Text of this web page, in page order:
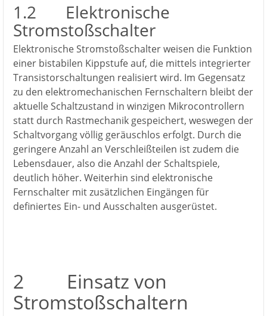
1.2 Elektronische
Stromstoßschalter
Elektronische Stromstoßschalter weisen die Funktion
einer bistabilen Kippstufe auf, die mittels integrierter
Transistorschaltungen realisiert wird. Im Gegensatz
zu den elektromechanischen Fernschaltern bleibt der
aktuelle Schaltzustand in winzigen Mikrocontrollern
statt durch Rastmechanik gespeichert, weswegen der
Schaltvorgang völlig geräuschlos erfolgt. Durch die
geringere Anzahl an Verschleißteilen ist zudem die
Lebensdauer, also die Anzahl der Schaltspiele,
deutlich höher. Weiterhin sind elektronische
Fernschalter mit zusätzlichen Eingängen für
definiertes Ein- und Ausschalten ausgerüstet.
2 Einsatz von
Stromstoßschaltern